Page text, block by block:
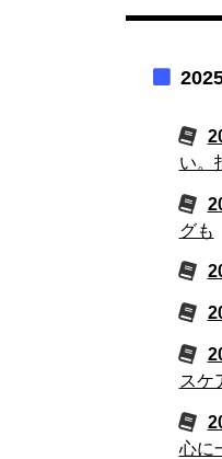
い。
グも
スケ
心に